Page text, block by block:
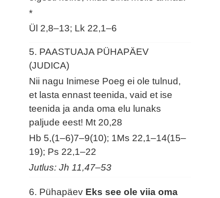
*
Ül 2,8–13; Lk 22,1–6
5. PAASTUAJA PÜHAPÄEV
(JUDICA)
Nii nagu Inimese Poeg ei ole tulnud,
et lasta ennast teenida, vaid et ise
teenida ja anda oma elu lunaks
paljude eest! Mt 20,28
Hb 5,(1–6)7–9(10); 1Ms 22,1–14(15–
19); Ps 22,1–22
Jutlus: Jh 11,47–53
6. Pühapäev Eks see ole viia oma